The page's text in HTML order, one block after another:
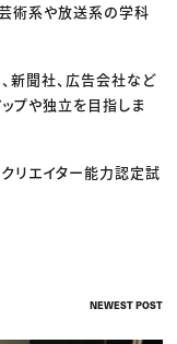
術系や放送系の学科
新聞社、広告会社など
プや独立を目指しま
リエイター能力認定試
NEWEST POST